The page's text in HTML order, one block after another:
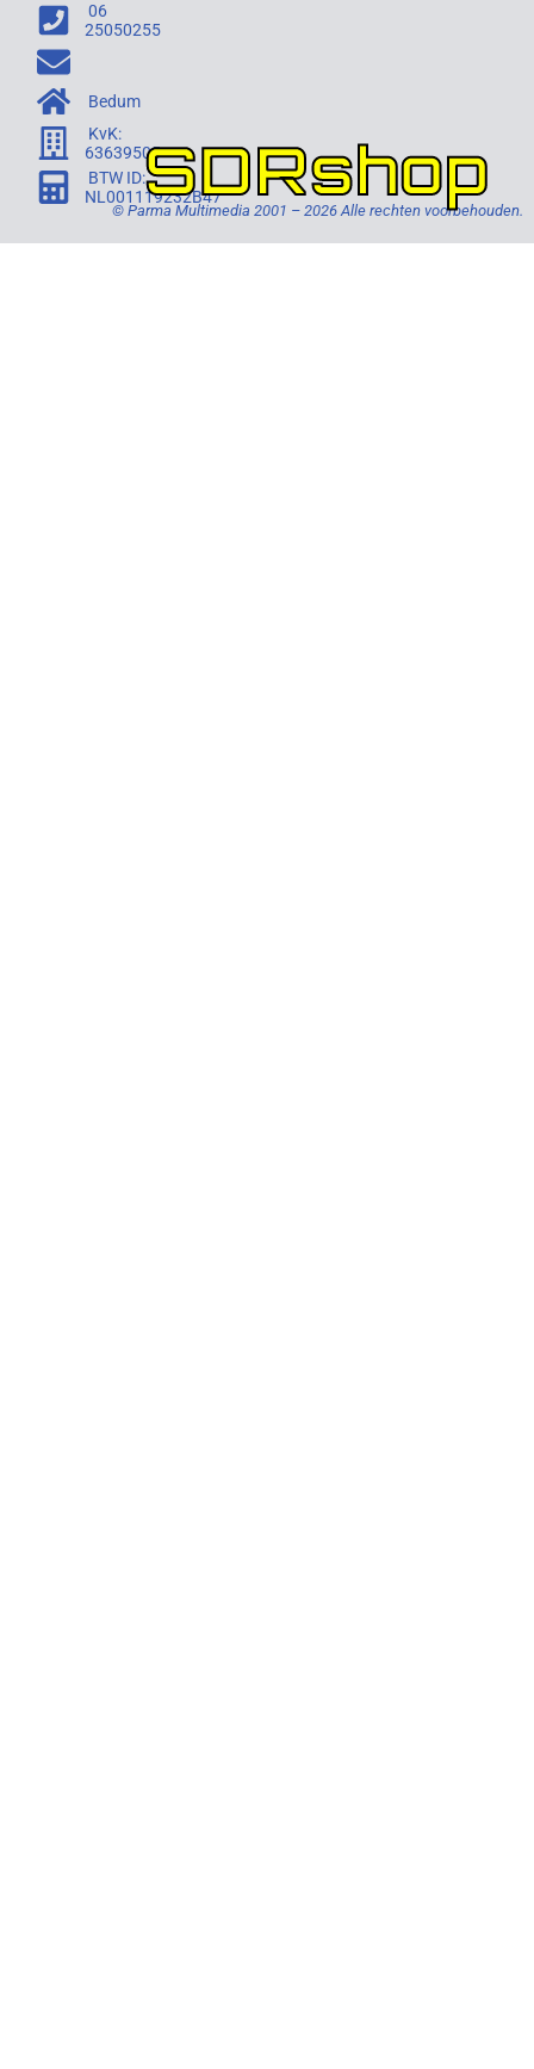
06
25050255
Bedum
KvK:
63639505
BTW ID:
NL001119232B47
© Parma Multimedia 2001 – 2026 Alle rechten voorbehouden.
SDRshop